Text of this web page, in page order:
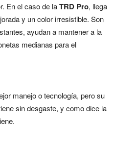
En el caso de laTRD Pro, llega
y un color irresistible. Son
ayudan a mantener a la
medianas para el
manejo o tecnología, pero su
sin desgaste, y como dice la